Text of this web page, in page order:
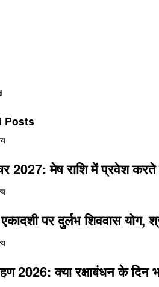
Posts
2027: मेष राशि में प्रवेश करते
पर दुर्लभ शिववास योग,
2026: क्या रक्षाबंधन के दिन